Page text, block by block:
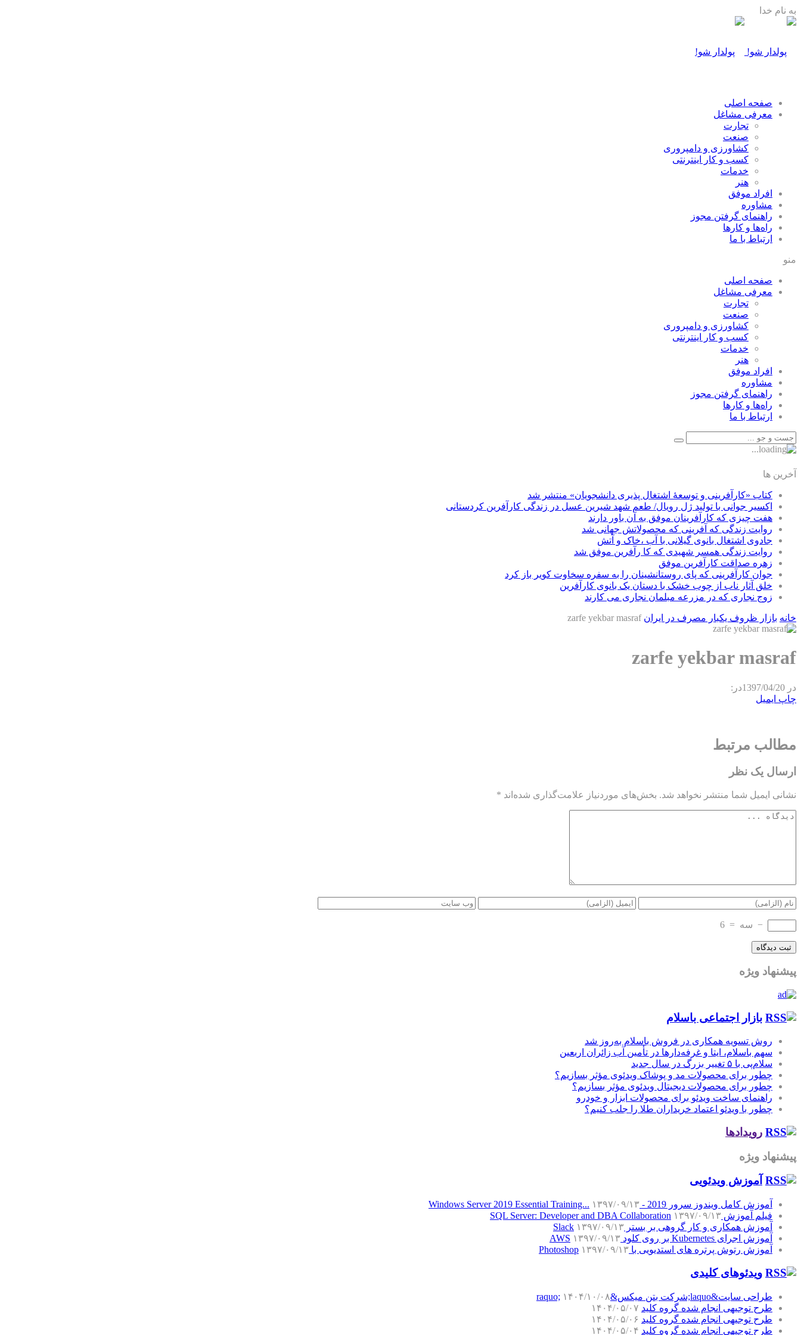
به نام خدا
صفحه اصلی
معرفی مشاغل
تجارت
صنعت
كشاورزی و دامپروری
كسب و كار اينترنتی
خدمات
هنر
افراد موفق
مشاوره
راهنمای گرفتن مجوز
راه‌ها و كارها
ارتباط با ما
منو
صفحه اصلی
معرفی مشاغل
تجارت
صنعت
كشاورزی و دامپروری
كسب و كار اينترنتی
خدمات
هنر
افراد موفق
مشاوره
راهنمای گرفتن مجوز
راه‌ها و كارها
ارتباط با ما
آخرین ها
کتاب «کارآفرینی و توسعۀ اشتغال پذیری دانشجویان» منتشر شد
اکسیر جوانی با تولید ژل رویال/ طعم شهد شیرین عسل‌ در زندگی کارآفرین کردستانی
هفت چیزی که کارآفرینان موفق به آن باور دارند
روایت زندگی که آفرینی که محصولاتش جهانی شد
جادوی اشتغال بانوی گیلانی با آب ،خاک و آتش
روایت زندگی همسر شهیدی که کا رآفرین موفق شد
زهره صداقت کارآفرین موفق
جوان کارآفرینی که پای روستانشینان را به سفره سخاوت کویر باز کرد
خلق آثار ناب از چوب خشک با دستان یک بانوی کارآفرین
زوج نجاری که در مزرعه مبلمان نجاری می کارند
خانه بازار ظروف یکبار مصرف در ایران zarfe yekbar masraf
zarfe yekbar masraf
در 1397/04/20در:
چاپ ایمیل
مطالب مرتبط
ارسال یک نظر
نشانی ایمیل شما منتشر نخواهد شد. بخش‌های موردنیاز علامت‌گذاری شده‌اند *
− سه =
6
پیشنهاد ویژه
بازار اجتماعی باسلام
روش تسویه همکاری در فروش باسلام به‌روز شد
سهم باسلام، ایتا و غرفه‌دارها در تأمین آب زائران اربعین
سلام‌پی با ۵ تغییر بزرگ در سال جدید
چطور برای محصولات مد و پوشاک ویدئوی مؤثر بسازیم؟
چطور برای محصولات دیجیتال ویدئوی مؤثر بسازیم؟
راهنمای ساخت ویدئو برای محصولات ابزار و خودرو
چطور با ویدئو اعتماد خریداران طلا را جلب کنیم؟
رویدادها
پیشنهاد ویژه
آموزش‌ ویدئویی
آموزش کامل ویندوز سرور 2019 - Windows Server 2019 Essential Training...
۱۳۹۷/۰۹/۱۳
فیلم آموزش SQL Server: Developer and DBA Collaboration ۱۳۹۷/۰۹/۱۳
آموزش همکاری و کار گروهی بر بستر Slack ۱۳۹۷/۰۹/۱۳
آموزش اجرای Kubernetes بر روی کلود AWS
۱۳۹۷/۰۹/۱۳
آموزش رتوش پرتره های استدیویی با Photoshop ۱۳۹۷/۰۹/۱۳
ویدئوهای کلیدی
طراحی سایت&laquo;شرکت بتن میکس&raquo;
۱۴۰۴/۱۰/۰۸
طرح توجیهی انجام شده گروه کلید ۱۴۰۴/۰۵/۰۷
طرح توجیهی انجام شده گروه کلید ۱۴۰۴/۰۵/۰۶
طرح توجیهی انجام شده گروه کلید ۱۴۰۴/۰۵/۰۴